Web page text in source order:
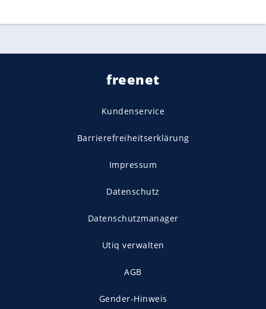
freenet
Kundenservice
Barrierefreiheitserklärung
Impressum
Datenschutz
Datenschutzmanager
Utiq verwalten
AGB
Gender-Hinweis